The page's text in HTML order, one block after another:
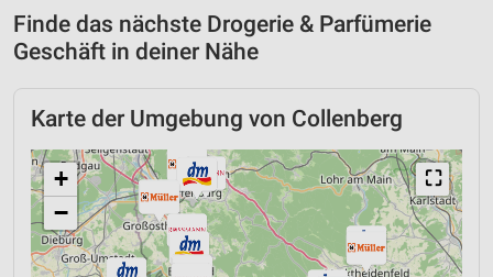
Finde das nächste Drogerie & Parfümerie
Geschäft in deiner Nähe
Karte der Umgebung von Collenberg
⛶
+
−